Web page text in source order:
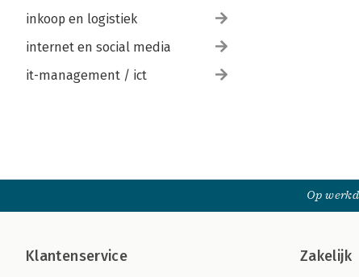
inkoop en logistiek
internet en social media
it-management / ict
Op
Klantenservice Zakelijk